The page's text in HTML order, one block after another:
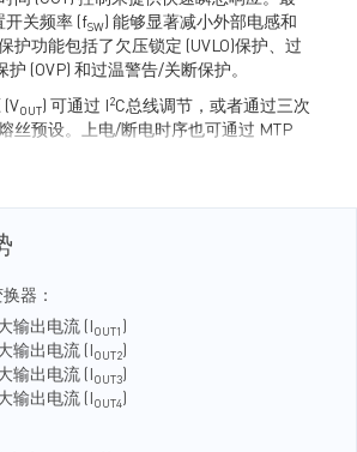
开关频率 (fSW) 能够显著减小外部电感和
护功能包括了欠压锁定 (UVLO)保护、过
护 (OVP) 和过温警告/关断保护。
OUT) 可通过 I 2C总线调节，或者通过三次
丝预设。上电/断电时序也可通过 MTP
器：
输出电流 (I
OUT1 )
输出电流 (I
OUT2)
输出电流 (I
OUT3)
输出电流 (I
OUT4)